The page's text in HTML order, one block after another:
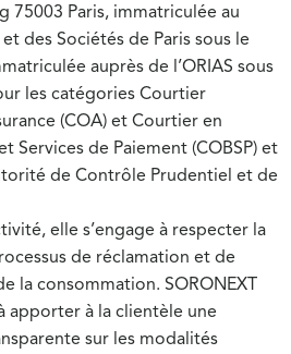
75003 Paris, immatriculée au
des Sociétés de Paris sous le
auprès de l’ORIAS sous
les catégories Courtier
(COA) et Courtier en
Services de Paiement (COBSP) et
de Contrôle Prudentiel et de
elle s’engage à respecter la
de réclamation et de
la consommation. SORONEXT
apporter à la clientèle une
sur les modalités